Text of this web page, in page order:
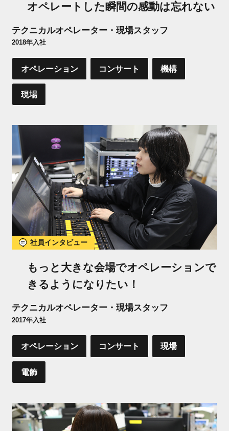
オペレートした瞬間の感動は忘れない
テクニカルオペレーター・現場スタッフ
2018年入社
オペレーション コンサート 機構
現場
社員インタビュー
もっと大きな会場でオペレーションで
きるようになりたい！
テクニカルオペレーター・現場スタッフ
2017年入社
オペレーション コンサート 現場
電飾